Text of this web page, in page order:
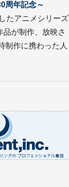
周年記念～
たアニメシリーズ
が制作、放映さ
制作に携わった人